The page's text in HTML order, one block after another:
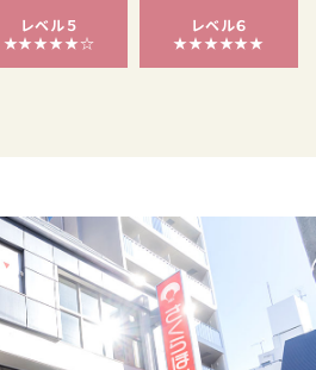
レベル５
★★★★★☆
レベル６
★★★★★★